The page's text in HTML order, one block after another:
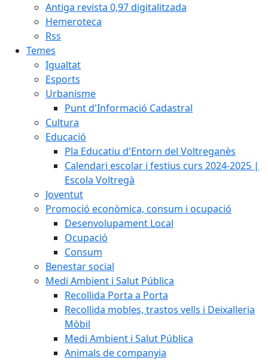
Antiga revista 0,97 digitalitzada
Hemeroteca
Rss
Temes
Igualtat
Esports
Urbanisme
Punt d'Informació Cadastral
Cultura
Educació
Pla Educatiu d'Entorn del Voltreganès
Calendari escolar i festius curs 2024-2025 |
Escola Voltregà
Joventut
Promoció econòmica, consum i ocupació
Desenvolupament Local
Ocupació
Consum
Benestar social
Medi Ambient i Salut Pública
Recollida Porta a Porta
Recollida mobles, trastos vells i Deixalleria
Mòbil
Medi Ambient i Salut Pública
Animals de companyia